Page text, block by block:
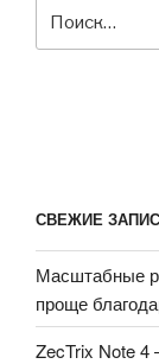
СВЕЖИЕ
Масштабные
проще
ZecTrix Note 4